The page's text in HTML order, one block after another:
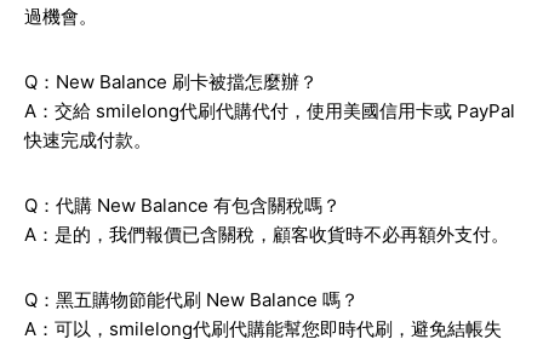
過機會。
Q：New Balance 刷卡被擋怎麼辦？
A：交給 smilelong代刷代購代付，使用美國信用卡或 PayPal
快速完成付款。
Q：代購 New Balance 有包含關稅嗎？
A：是的，我們報價已含關稅，顧客收貨時不必再額外支付。
Q：黑五購物節能代刷 New Balance 嗎？
A：可以，smilelong代刷代購能幫您即時代刷，避免結帳失